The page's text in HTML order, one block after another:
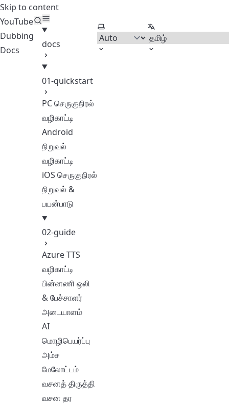
Skip to content
YouTube
Dubbing
Docs
docs
01-quickstart
PC செருகுநிரல்
வழிகாட்டி
Android
நிறுவல்
வழிகாட்டி
iOS செருகுநிரல்
நிறுவல் &
பயன்பாடு
02-guide
Azure TTS
வழிகாட்டி
பின்னணி ஒலி
& பேச்சாளர்
அடையாளம்
AI
மொழிபெயர்ப்பு
அம்ச
மேலோட்டம்
வசனத் திருத்தி
வசன தர
Select themeSelect language